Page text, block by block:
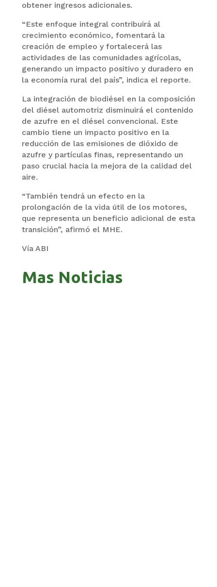
obtener ingresos adicionales.
“Este enfoque integral contribuirá al
crecimiento económico, fomentará la
creación de empleo y fortalecerá las
actividades de las comunidades agrícolas,
generando un impacto positivo y duradero en
la economía rural del país”, indica el reporte.
La integración de biodiésel en la composición
del diésel automotriz disminuirá el contenido
de azufre en el diésel convencional. Este
cambio tiene un impacto positivo en la
reducción de las emisiones de dióxido de
azufre y partículas finas, representando un
paso crucial hacia la mejora de la calidad del
aire.
“También tendrá un efecto en la
prolongación de la vida útil de los motores,
que representa un beneficio adicional de esta
transición”, afirmó el MHE.
Vía ABI
Mas Noticias